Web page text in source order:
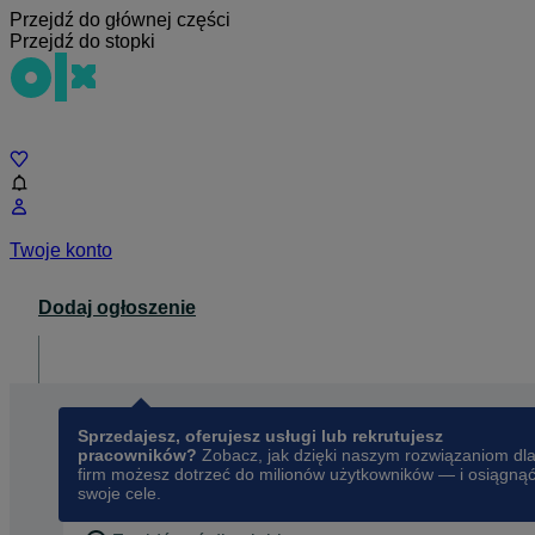
Przejdź do głównej części
Przejdź do stopki
Twoje konto
Dodaj ogłoszenie
Sprzedajesz, oferujesz usługi lub rekrutujesz
pracowników? Zobacz, jak dzięki naszym rozwiązaniom dla
firm możesz dotrzeć do milionów użytkowników — i osiągnąć
swoje cele.